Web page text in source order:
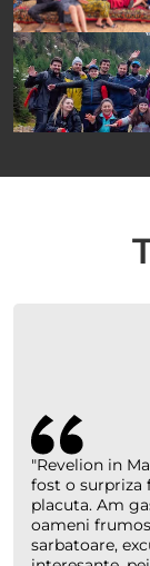
"Revelion in
fost o surpriza
placuta. Am
oameni
sarbatoare,